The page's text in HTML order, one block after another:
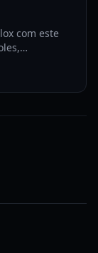
com este